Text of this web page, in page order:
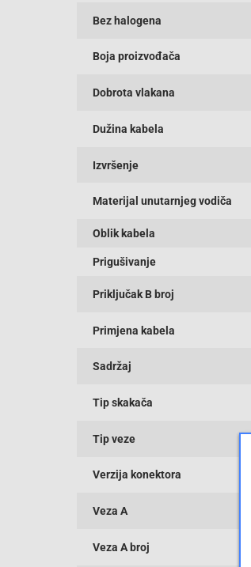
Bez halogena
Boja proizvođača
Dobrota vlakana
Dužina kabela
Izvršenje
Materijal unutarnjeg vodiča
Oblik kabela
Prigušivanje
Priključak B broj
Primjena kabela
Sadržaj
Tip skakača
Tip veze
Verzija konektora
Veza A
Veza A broj